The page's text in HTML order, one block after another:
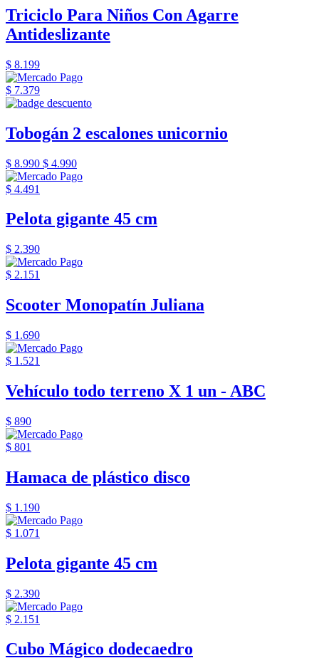
Triciclo Para Niños Con Agarre
Antideslizante
$ 8.199
$ 7.379
Tobogán 2 escalones unicornio
$ 8.990 $ 4.990
$ 4.491
Pelota gigante 45 cm
$ 2.390
$ 2.151
Scooter Monopatín Juliana
$ 1.690
$ 1.521
Vehículo todo terreno X 1 un - ABC
$ 890
$ 801
Hamaca de plástico disco
$ 1.190
$ 1.071
Pelota gigante 45 cm
$ 2.390
$ 2.151
Cubo Mágico dodecaedro